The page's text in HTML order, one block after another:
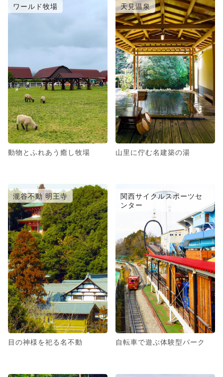
ワールド牧場
動物とふれあう癒し牧場
天見温泉
山里に佇む名建築の湯
瀧谷不動 明王寺
目の神様を祀る名不動
関西サイクルスポーツセ
ンター
自転車で遊ぶ体験型パーク